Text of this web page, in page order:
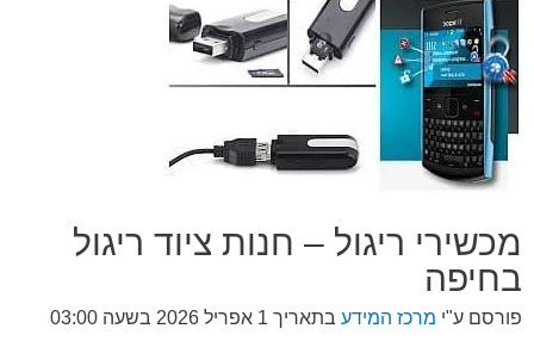
מכשירי ריגול – חנות ציוד ריגול
בחיפה
פורסם ע"י מרכז המידע בתאריך 1 אפריל 2026 בשעה 03:00